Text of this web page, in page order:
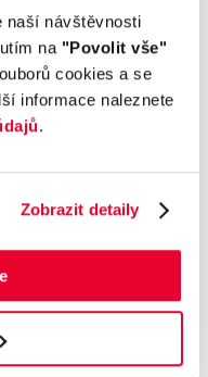
naší návštěvnosti
na "Povolit vše"
cookies a se
informace naleznete
.
Zobrazit detaily
nabídka
nebo § 1732
o veřejný
zákoníku. Z této
na uzavření